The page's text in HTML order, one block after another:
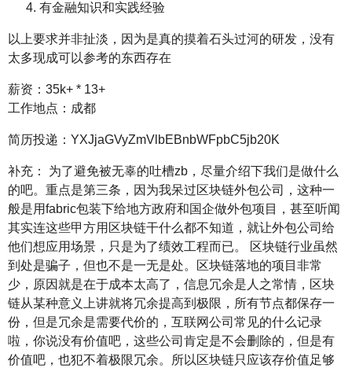
有金融知识和实践经验
以上要求并非扯淡，因为是真的摸着石头过河的研发，没有
太多现成可以参考的东西存在
薪资：35k+ * 13+
工作地点：成都
简历投递：YXJjaGVyZmVlbEBnbWFpbC5jb20K
补充： 为了避免被无辜的吐槽zb，尽量介绍下我们是做什么
的吧。重点是第三条，因为我呆过区块链外包公司，这种一
般是用fabric包装下给地方政府和国企做外包项目，甚至听闻
其实连这些甲方用区块链干什么都不知道，就让外包公司给
他们想应用场景，只是为了绩效工程而已。 区块链行业虽然
到处是骗子，但也不是一无是处。区块链落地的项目非常
少，原因就是在于成本太高了，信息冗余是人之常情，区块
链从某种意义上讲就将冗余提高到极限，所有节点都保存一
份，但是冗余是需要代价的，互联网公司常见的什么记录
啦，你说没有价值吧，这些公司肯定是不会删除的，但是有
价值吧，也犯不着极限冗余。所以区块链只应该存价值足够